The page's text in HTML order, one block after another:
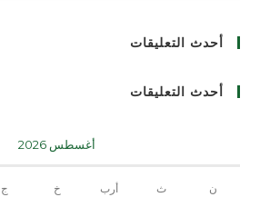
أحدث التعليقات
أحدث التعليقات
أغسطس 2026
ن ث أرب خ ج